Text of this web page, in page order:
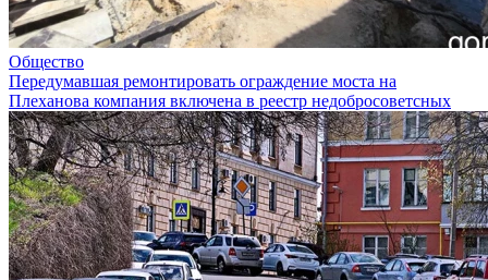
Общество
Передумавшая ремонтировать ограждение моста на
Плеханова компания включена в реестр недобросоветсных